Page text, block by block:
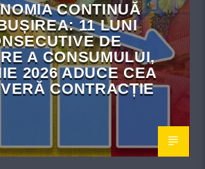
CONTINUĂ
11 LUNI
DE
A CONSUMULUI,
2026 ADUCE CEA
CONTRACȚIE